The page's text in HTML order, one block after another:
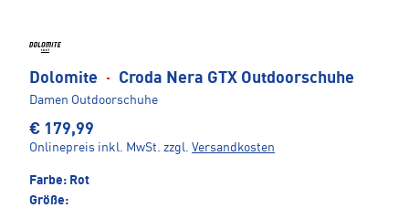
Dolomite · Croda Nera GTX Outdoorschuhe
Damen Outdoorschuhe
€ 179,99
Onlinepreis inkl. MwSt. zzgl. Versandkosten
Farbe: Rot
Größe: